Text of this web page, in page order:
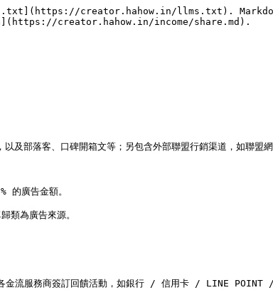
creator.hahow.in/llms.txt).
creator.hahow.in/income/share.md).
部落客、口碑開箱文等；另包含外部聯盟行銷渠道，如聯盟
的廣告金額。
類為廣告來源。
金流服務商簽訂回饋活動，如銀行 / 信用卡 / LINE POINT /